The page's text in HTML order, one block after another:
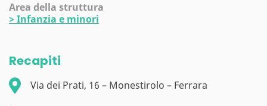
Area della struttura
>Infanzia e minori
Recapiti
Via dei Prati, 16 – Monestirolo – Ferrara